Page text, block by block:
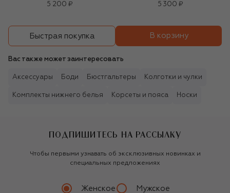
5 200 ₽
5 300 ₽
Быстрая покупка В корзину
Вас также может заинтересовать
Аксессуары Боди Бюстгальтеры Колготки и чулки
Комплекты нижнего белья Корсеты и пояса Носки
ПОДПИШИТЕСЬ НА РАССЫЛКУ
Чтобы первыми узнавать об эксклюзивных новинках и
специальных предложениях
Женское Мужское